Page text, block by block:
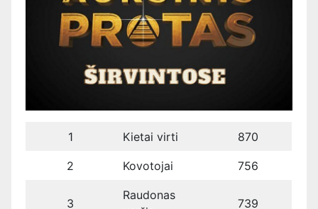
1 Kietai virti 870
2 Kovotojai 756
3
Raudonas
739